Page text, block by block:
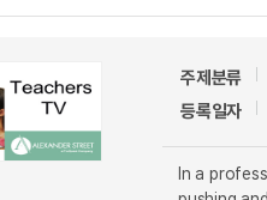
주제분류
등록일자
In a